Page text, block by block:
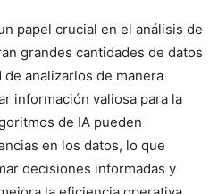
papel crucial en el análisis de
grandes cantidades de datos
analizarlos de manera
información valiosa para la
de IA pueden
en los datos, lo que
decisiones informadas y